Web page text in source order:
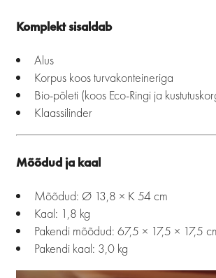
Komplekt sisaldab
Alus
Korpus koos turvakonteineriga
Bio-põleti (koos Eco-Ringi ja
Klaassilinder
Mõõdud ja kaal
Mõõdud: Ø 13,8 × K 54 cm
Kaal: 1,8 kg
Pakendi mõõdud: 67,5 × 17,5 × 17,5
Pakendi kaal: 3,0 kg